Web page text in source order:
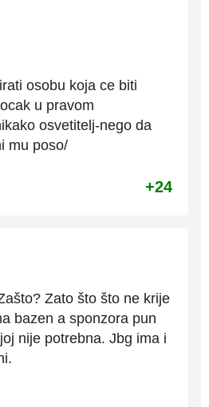
osobu koja ce biti
u pravom
osvetitelj-nego da
mu poso/
+24
Zato što što ne krije
bazen a sponzora pun
nije potrebna. Jbg ima i